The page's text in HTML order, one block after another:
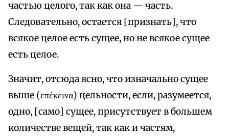
частью целого, так как она — часть.
Следовательно, остается [признать], что
всякое целое есть сущее, но не всякое сущее
есть целое.
Значит, отсюда ясно, что изначально сущее
выше (επέκεινα) цельности, если, разумеется,
одно, [само] сущее, присутствует в большем
количестве вещей, так как и частям,